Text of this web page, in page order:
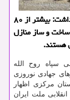
جاویدانی: جانشین فرمانده سپاه روح الله اظهار داشت: بیشتر از ۸۰
و ساز منازل
هستند.
سپاه روح الله
جهادی نوروزی
مرکزی اظهار
ملت ایران